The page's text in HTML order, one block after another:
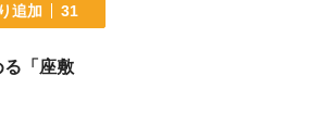
追加 31
「座敷